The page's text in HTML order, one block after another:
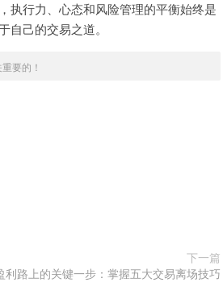
执行力、心态和风险管理的平衡始终是
己的交易之道。
要的！
下一篇
利路上的关键一步：掌握五大交易离场技巧